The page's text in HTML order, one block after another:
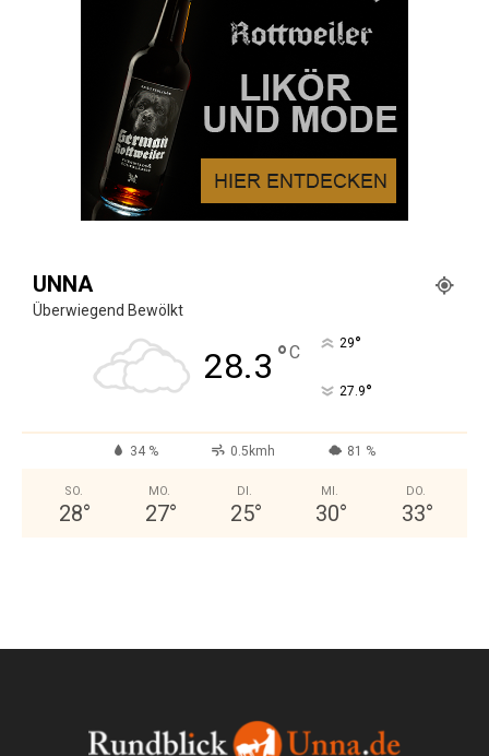
UNNA
Überwiegend Bewölkt
28.3 °C 29°
27.9°
34 % 0.5kmh 81 %
SO.
28°
MO.
27°
DI.
25°
MI.
30°
DO.
33°